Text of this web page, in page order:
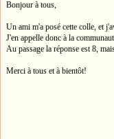
Bonjour à tous,
Un ami m'a posé cette colle, et
J'en appelle donc à la
Au passage la réponse est 8,
Merci à tous et à bientôt!